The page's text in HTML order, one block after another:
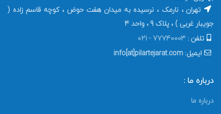
تهران ، نارمک ، نرسیده به میدان هفت حوض ، کوچه قاسم زاده (
جویبار غربی ) ، پلاک 9 ، واحد 4
تلفن : 77740003 - 021
ایمیل: info[at]pilartejarat.com
درباره ما :
درباره ما